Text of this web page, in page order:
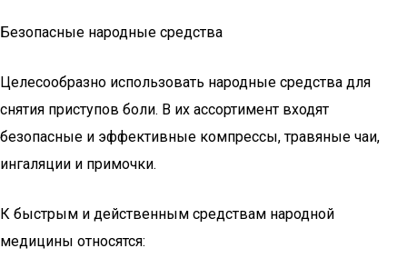
Безопасные народные средства
Целесообразно использовать народные средства для
снятия приступов боли. В их ассортимент входят
безопасные и эффективные компрессы, травяные чаи,
ингаляции и примочки.
К быстрым и действенным средствам народной
медицины относятся: